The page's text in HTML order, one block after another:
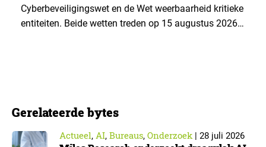
Cyberbeveiligingswet en de Wet weerbaarheid kritieke
entiteiten. Beide wetten treden op 15 augustus 2026
onderzoeksorganisatie. De toepasselijkheid…
Gerelateerde bytes
Actueel, AI, Bureaus, Onderzoek| 28 juli 2026